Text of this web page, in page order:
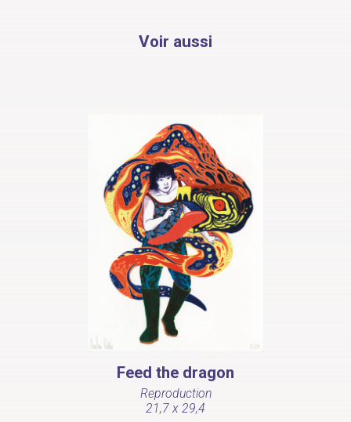
Voir aussi
Feed the dragon
Reproduction
21,7 x 29,4